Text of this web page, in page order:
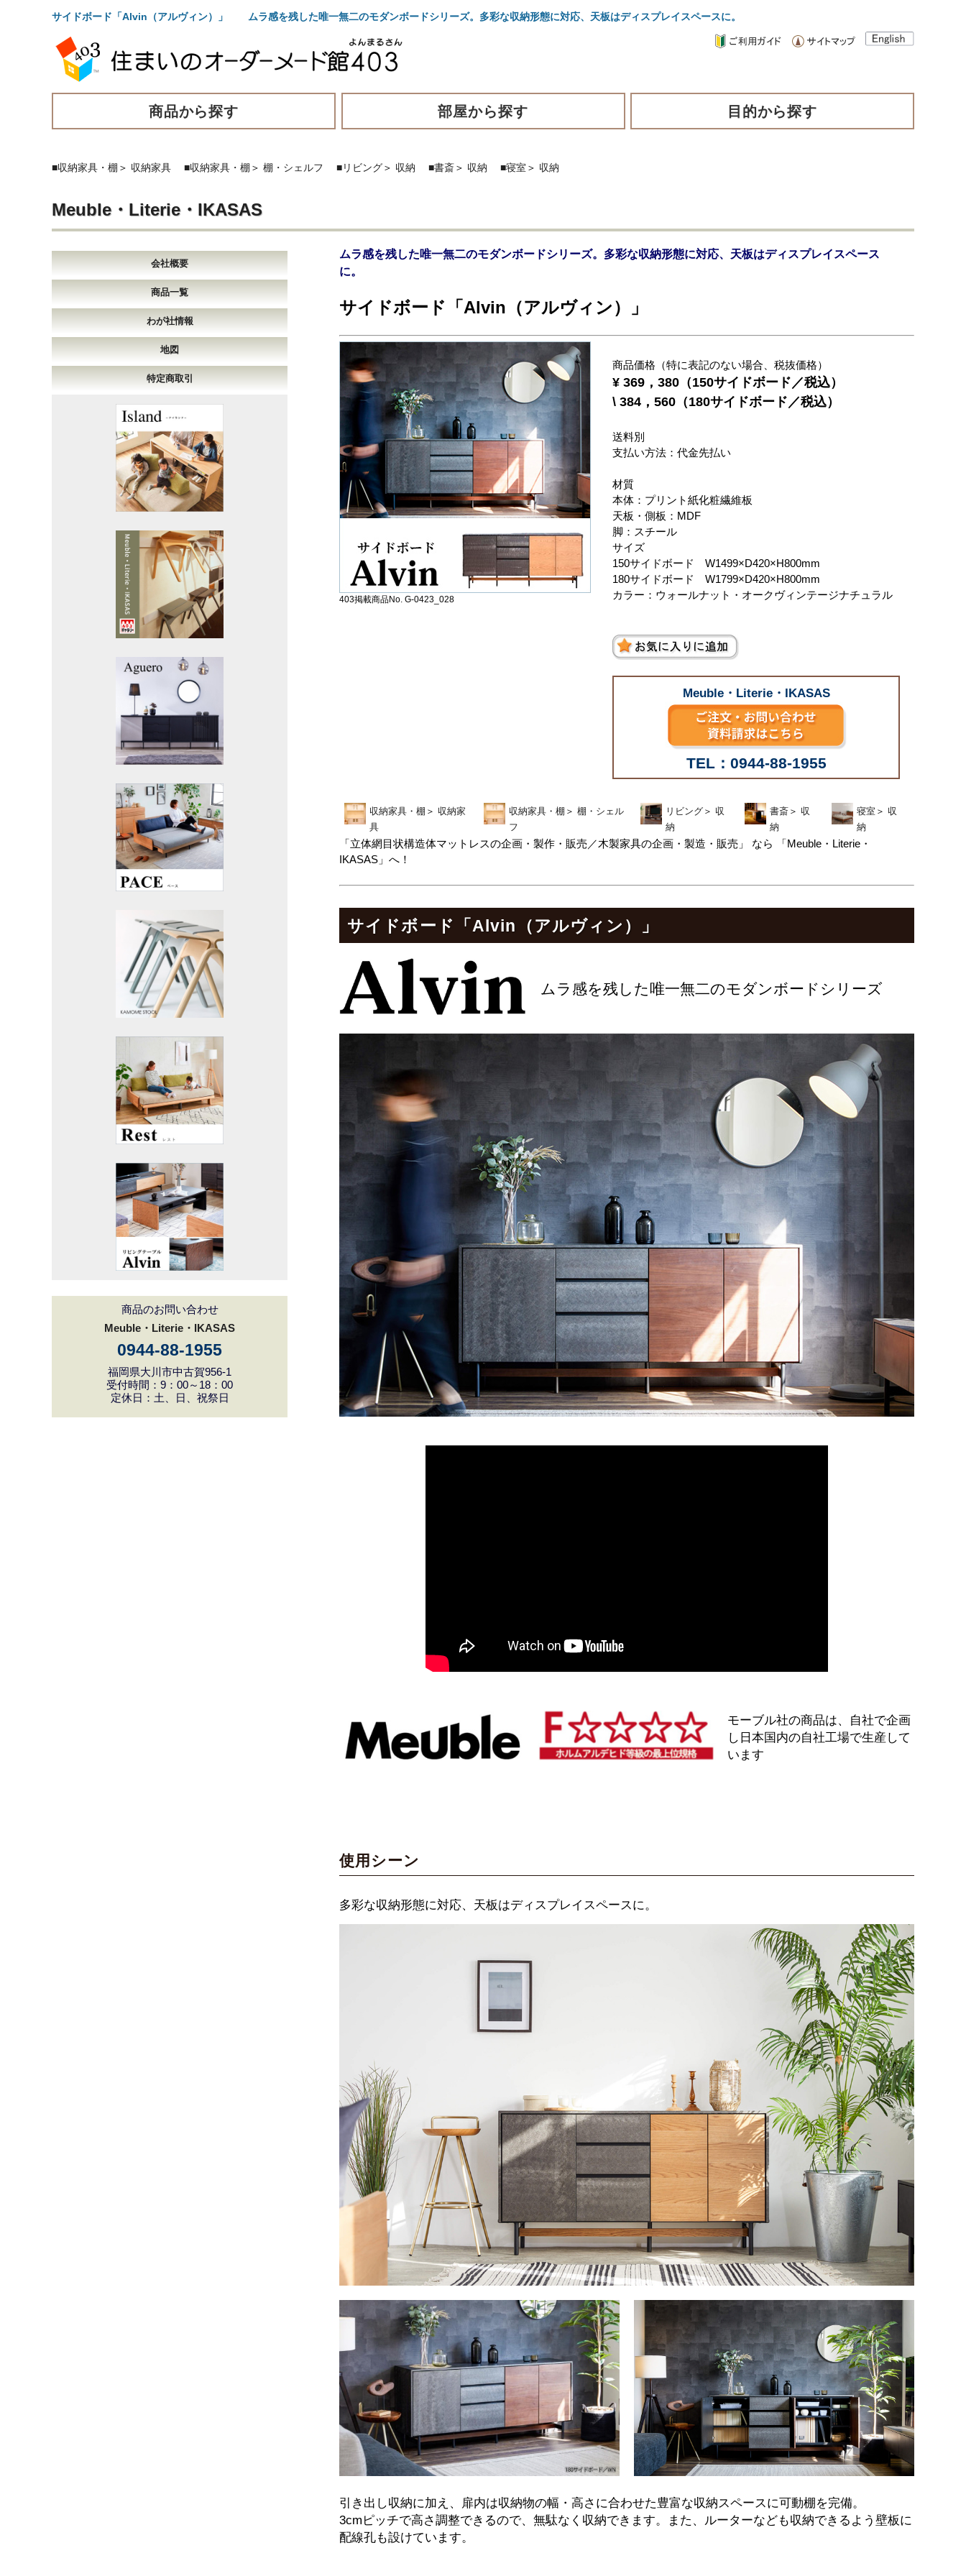
サイドボード「Alvin（アルヴィン）」 ムラ感を残した唯一無二のモダンボードシリーズ。多彩な収納形態に対応、天板はディスプレイスペースに。
商品から探す 部屋から探す 目的から探す
■収納家具・棚 ＞ 収納家具 ■収納家具・棚 ＞ 棚・シェルフ ■リビング＞ 収納 ■書斎＞ 収納 ■寝室 ＞ 収納
Meuble・Literie・IKASAS
会社概要
商品一覧
わが社情報
地図
特定商取引
商品のお問い合わせ
Meuble・Literie・IKASAS
0944-88-1955
福岡県大川市中古賀956-1
受付時間：9：00～18：00
定休日：土、日、祝祭日
ムラ感を残した唯一無二のモダンボードシリーズ。多彩な収納形態に対応、天板はディスプレイスペース
に。
サイドボード「Alvin（アルヴィン）」
403掲載商品No. G-0423_028
商品価格（特に表記のない場合、税抜価格）
¥ 369，380（150サイドボード／税込）
\ 384，560（180サイドボード／税込）
送料別
支払い方法：代金先払い
材質
本体：プリント紙化粧繊維板
天板・側板：MDF
脚：スチール
サイズ
150サイドボード W1499×D420×H800mm
180サイドボード W1799×D420×H800mm
カラー：ウォールナット・オークヴィンテージナチュラル
Meuble・Literie・IKASAS
TEL：0944-88-1955
収納家具・棚 ＞ 収納家
具
収納家具・棚 ＞ 棚・シェル
フ
リビング ＞ 収
納
書斎 ＞ 収
納
寝室 ＞ 収
納
「立体網目状構造体マットレスの企画・製作・販売／木製家具の企画・製造・販売」 なら 「Meuble・Literie・
IKASAS」へ！
サイドボード「Alvin（アルヴィン）」
ムラ感を残した唯一無二のモダンボードシリーズ
モーブル社の商品は、自社で企画
し日本国内の自社工場で生産して
います
使用シーン
多彩な収納形態に対応、天板はディスプレイスペースに。
引き出し収納に加え、扉内は収納物の幅・高さに合わせた豊富な収納スペースに可動棚を完備。
3cmピッチで高さ調整できるので、無駄なく収納できます。また、ルーターなども収納できるよう壁板に
配線孔も設けています。